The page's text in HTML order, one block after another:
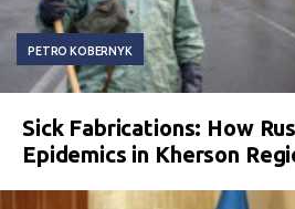
PETRO KOBERNYK
Sick Fabrications: How
Epidemics in Kherson